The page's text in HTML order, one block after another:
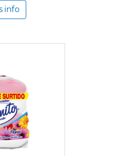
info